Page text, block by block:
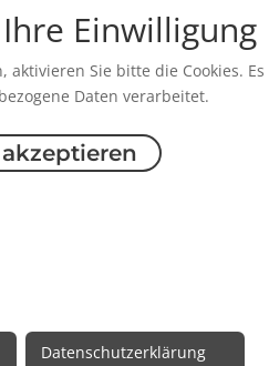
Einwilligung
Sie bitte die Cookies. Es
Daten verarbeitet.
Datenschutzerklärung